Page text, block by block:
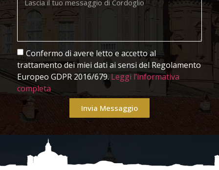
Confermo di avere letto e accetto al
trattamento dei miei dati ai sensi del Regolamento
Europeo GDPR 2016/679.Leggi l’informativa
completa
Invia Messaggio